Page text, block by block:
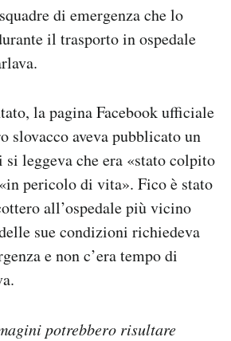
di emergenza che lo
il trasporto in ospedale
la pagina Facebook ufficiale
slovacco aveva pubblicato un
si leggeva che era «stato colpito
pericolo di vita». Fico è stato
all’ospedale più vicino
sue condizioni richiedeva
e non c’era tempo di
potrebbero risultare